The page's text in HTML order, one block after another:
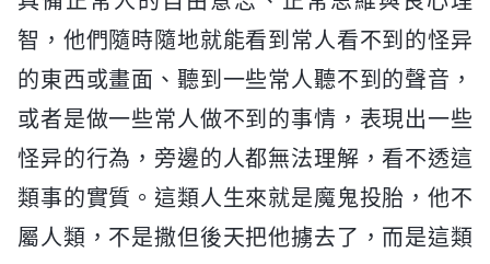
智，他們隨時隨地就能看到常人看不到的怪异
的東西或畫面、聽到一些常人聽不到的聲音，
或者是做一些常人做不到的事情，表現出一些
怪异的行為，旁邊的人都無法理解，看不透這
類事的實質。這類人生來就是魔鬼投胎，他不
屬人類，不是撒但後天把他擄去了，而是這類